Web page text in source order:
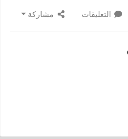
التعليقات مشاركة